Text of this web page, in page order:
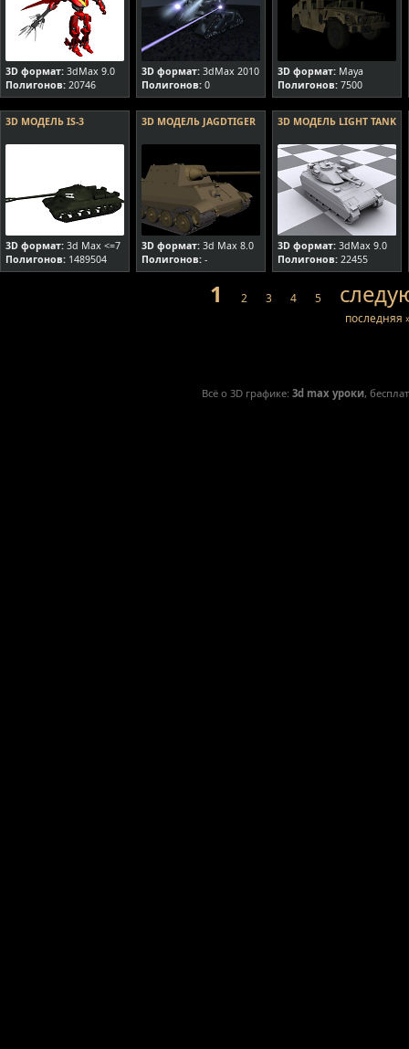
3D формат: 3dMax 9.0
Полигонов: 20746
3D формат: 3dMax 2010
Полигонов: 0
3D формат: Maya
Полигонов: 7500
3D МОДЕЛЬ IS-3
3D формат: 3d Max <=7
Полигонов: 1489504
3D МОДЕЛЬ JAGDTIGER
3D формат: 3d Max 8.0
Полигонов: -
3D МОДЕЛЬ LIGHT TANK
3D формат: 3dMax 9.0
Полигонов: 22455
1 2 3 4 5
последняя
Всё о 3D графике: 3d max уроки,